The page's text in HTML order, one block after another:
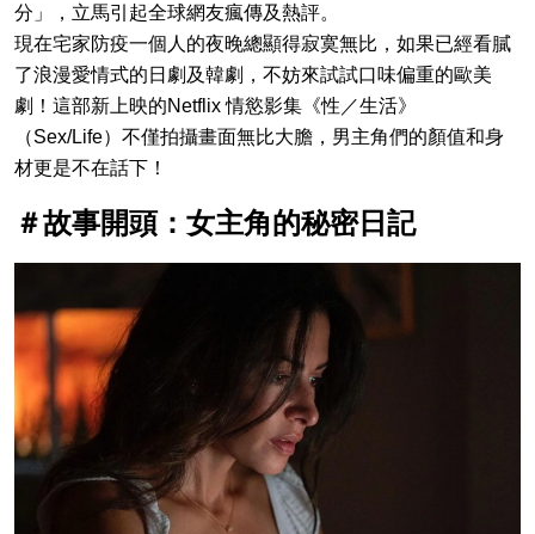
分」，立馬引起全球網友瘋傳及熱評。
現在宅家防疫一個人的夜晚總顯得寂寞無比，如果已經看膩
了浪漫愛情式的日劇及韓劇，不妨來試試口味偏重的歐美
劇！這部新上映的Netflix 情慾影集《性／生活》
（Sex/Life）不僅拍攝畫面無比大膽，男主角們的顏值和身
材更是不在話下！
＃故事開頭：女主角的秘密日記